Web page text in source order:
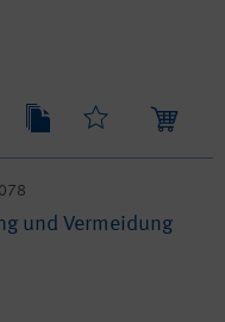
und Vermeidung